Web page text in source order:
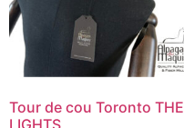
Tour de cou Toronto THE